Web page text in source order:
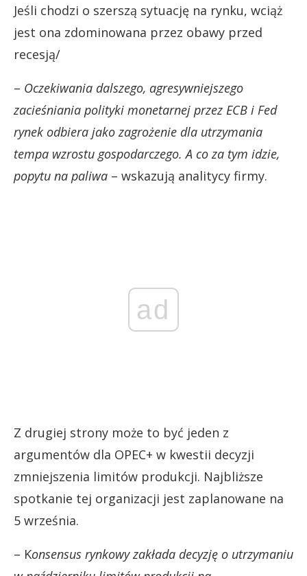
Jeśli chodzi o szerszą sytuację na rynku, wciąż
jest ona zdominowana przez obawy przed
recesją/
– Oczekiwania dalszego, agresywniejszego
zacieśniania polityki monetarnej przez ECB i Fed
rynek odbiera jako zagrożenie dla utrzymania
tempa wzrostu gospodarczego. A co za tym idzie,
popytu na paliwa – wskazują analitycy firmy.
ad
Z drugiej strony może to być jeden z
argumentów dla OPEC+ w kwestii decyzji
zmniejszenia limitów produkcji. Najbliższe
spotkanie tej organizacji jest zaplanowane na
5 września.
– Konsensus rynkowy zakłada decyzję o utrzymaniu